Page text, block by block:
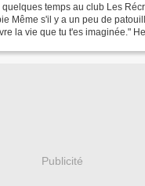
temps au club Les
Même s'il y a un peu de
la vie que tu t'es imaginée."
Publicité